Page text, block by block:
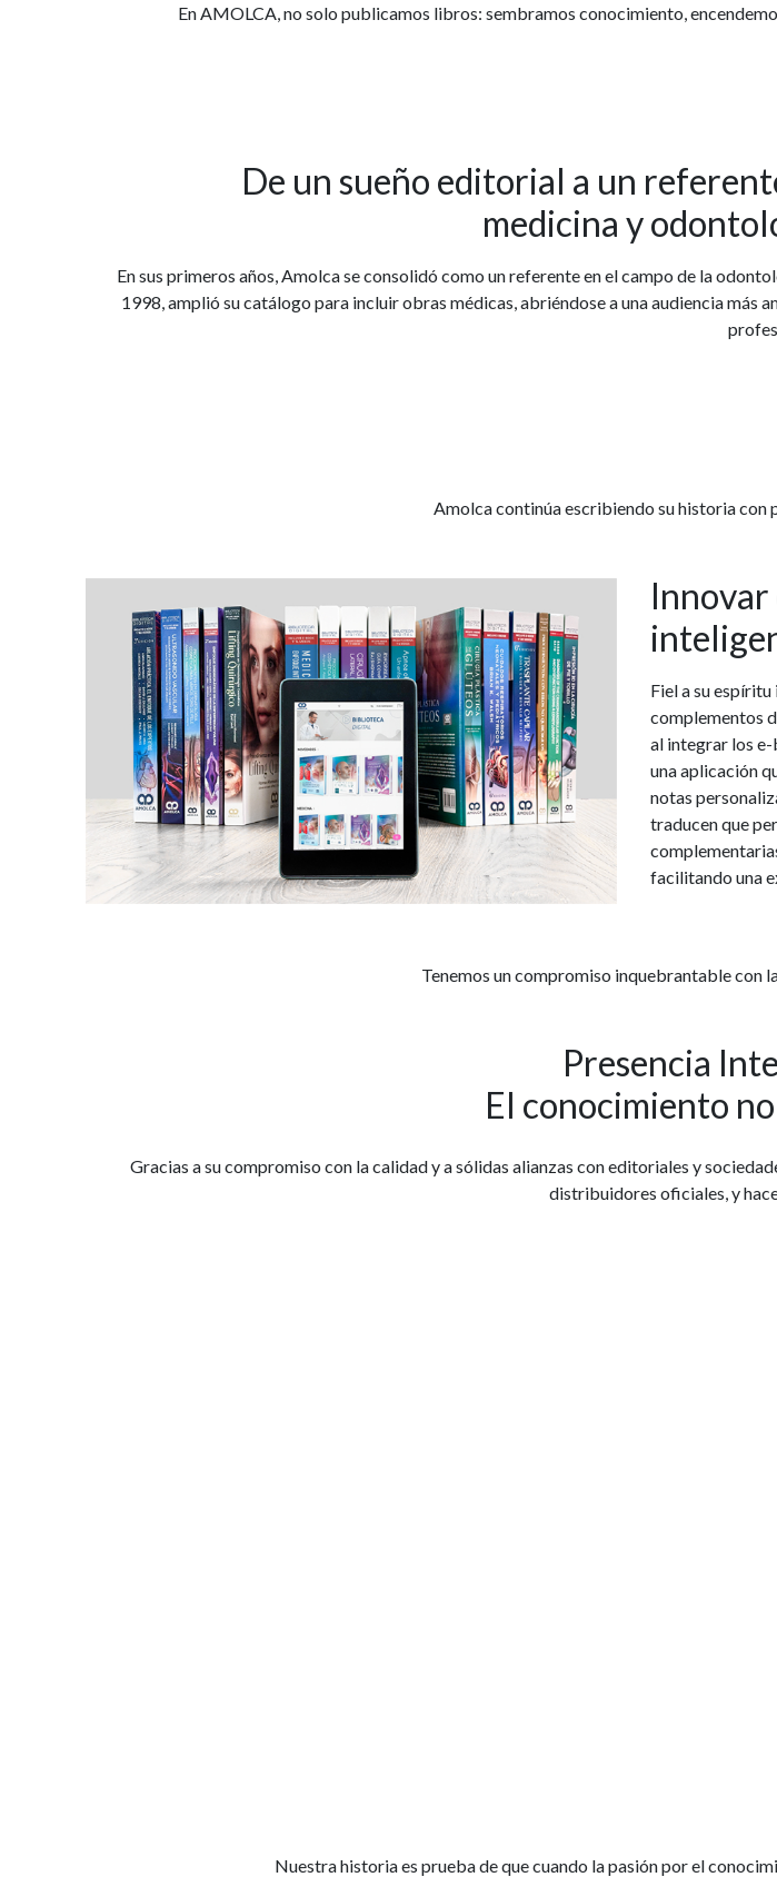
En AMOLCA, no solo publicamos libros: sembramos conocimiento,
De un sueño editorial a un
medicina y
En sus primeros años, Amolca se consolidó como un referente en el campo de la
1998, amplió su catálogo para incluir obras médicas, abriéndose a una audiencia más
Amolca continúa escribiendo su historia con
Innovar
Fiel a su
complementos
al integrar los
una aplicación
notas
traducen que
facilitando una
Tenemos un compromiso inquebrantable con
Presencia
El conocimiento
Gracias a su compromiso con la calidad y a sólidas alianzas con editoriales y
distribuidores oficiales, y
Nuestra historia es prueba de que cuando la pasión por el